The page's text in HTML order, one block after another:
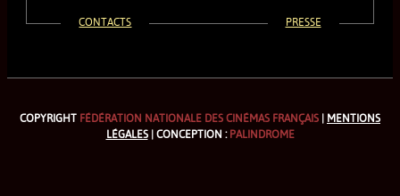
CONTACTS PRESSE
COPYRIGHT FÉDÉRATION NATIONALE DES CINÉMAS FRANÇAIS | MENTIONS
LÉGALES| CONCEPTION :PALINDROME